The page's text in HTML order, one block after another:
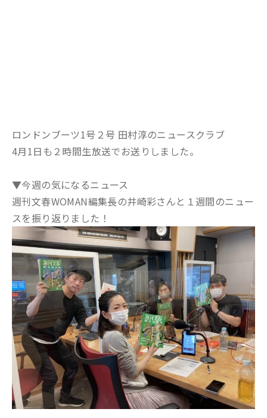
ロンドンブーツ1号２号 田村淳のニュースクラブ
4月1日も２時間生放送でお送りしました。
▼今週の気になるニュース
週刊文春WOMAN編集長の井崎彩さんと１週間のニュー
スを振り返りました！